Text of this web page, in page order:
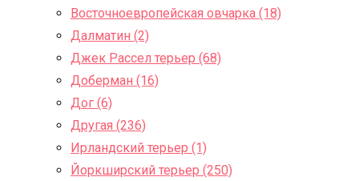
Восточноевропейская овчарка (18)
Далматин (2)
Джек Рассел терьер (68)
Доберман (16)
Дог (6)
Другая (236)
Ирландский терьер (1)
Йоркширский терьер (250)